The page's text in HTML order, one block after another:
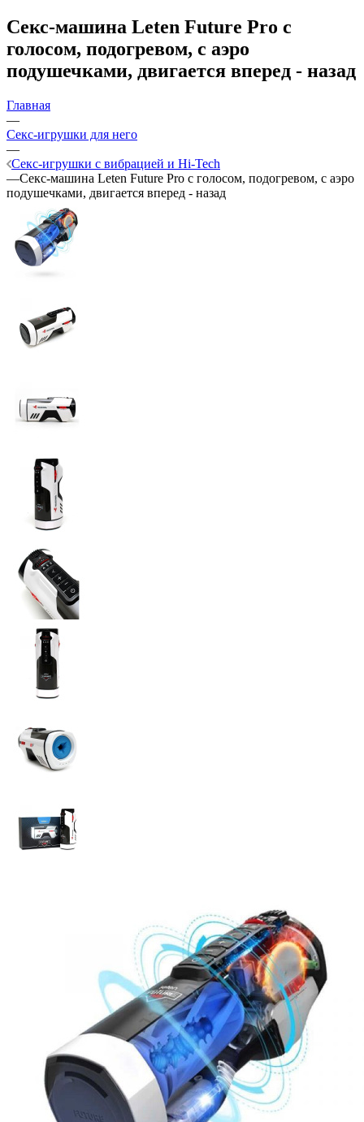
Секс-машина Leten Future Pro с
голосом, подогревом, с аэро
подушечками, двигается вперед - назад
Главная
—
Секс-игрушки для него
—
Секс-игрушки с вибрацией и Hi-Tech
—Секс-машина Leten Future Pro с голосом, подогревом, с аэро
подушечками, двигается вперед - назад